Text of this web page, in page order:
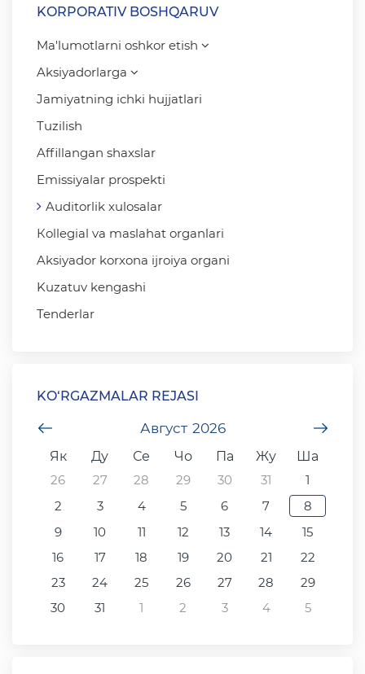
KORPORATIV BOSHQARUV
Ma'lumotlarni oshkor etish
Aksiyadorlarga
Jamiyatning ichki hujjatlari
Tuzilish
Affillangan shaxslar
Emissiyalar prospekti
Auditorlik xulosalar
Кollegial va maslahat organlari
Aksiyador korxona ijroiya organi
Kuzatuv kengashi
Tenderlar
KO‘RGAZMALAR REJASI
Август 2026
Як
Ду Се Чо Па Жу
Ша
26
27 28 29 30 31
1
2
3 4 5 6 7
8
9
10 11 12 13 14
15
16
17 18 19 20 21
22
23
24 25 26 27 28
29
30
31 1 2 3 4 5